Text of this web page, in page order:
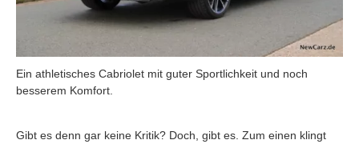
Ein athletisches Cabriolet mit guter Sportlichkeit und noch
besserem Komfort.
Gibt es denn gar keine Kritik? Doch, gibt es. Zum einen klingt